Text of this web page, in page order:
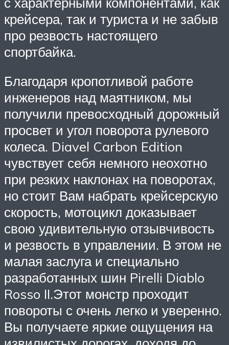
крейсера, так и туриста и не забыв
про резвость настоящего
спортбайка.
Благодаря кропотливой работе
инженеров над маятником, мы
получили превосходный дорожный
просвет и угол поворота рулевого
колеса. Diavel Carbon Edition
чувствует себя немного неохотно
при резких наклонах на поворотах,
но стоит Вам набрать крейсерскую
скорость, мотоцикл доказывает
свою удивительную отзывчивость
и резвость в управлении. В этом не
малая заслуга и специально
разработанных шин Pirelli Diablo
Rosso II.Этот монстр проходит
повороты с очень легко и уверенно.
Вы получаете яркие ощущения на